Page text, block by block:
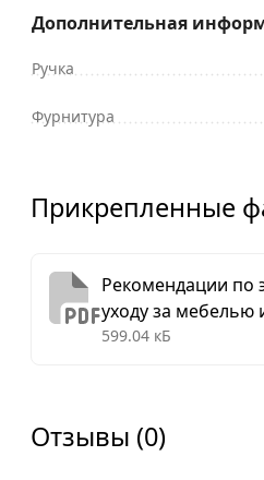
Дополнительная
Ручка
Фурнитура
Прикрепленные
Рекомендации по
уходу за
599.04 кБ
Отзывы (0)